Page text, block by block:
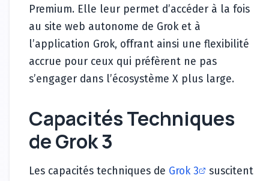
Premium. Elle leur permet d’accéder à la fois
au site web autonome de Grok et à
l’application Grok, offrant ainsi une flexibilité
accrue pour ceux qui préfèrent ne pas
s’engager dans l’écosystème X plus large.
Capacités Techniques
de Grok 3
Les capacités techniques de Grok 3
suscitent